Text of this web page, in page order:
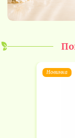
Новинка